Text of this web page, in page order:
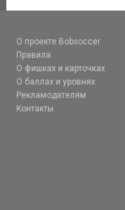
О проекте Bobsoccer
Правила
О фишках и карточках
О баллах и уровнях
Рекламодателям
Контакты